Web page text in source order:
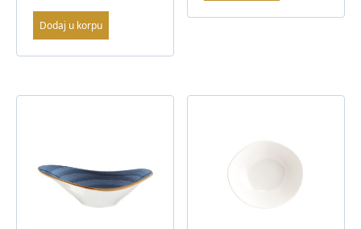
Dodaj u korpu